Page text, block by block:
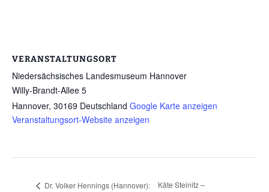
VERANSTALTUNGSORT
Niedersächsisches Landesmuseum Hannover
Willy-Brandt-Allee 5
Hannover, 30169 Deutschland Google Karte anzeigen
Veranstaltungsort-Website anzeigen
Dr. Volker Hennings (Hannover):
Käte Steinitz –